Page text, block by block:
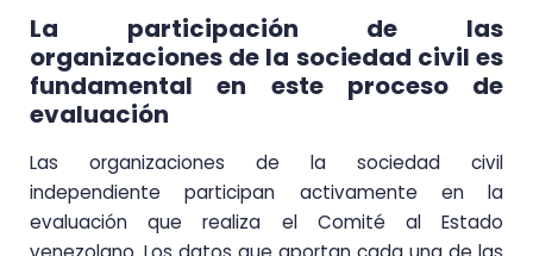
La participación de las
organizaciones de la sociedad civil es
fundamental en este proceso de
evaluación
Las organizaciones de la sociedad civil
independiente participan activamente en la
evaluación que realiza el Comité al Estado